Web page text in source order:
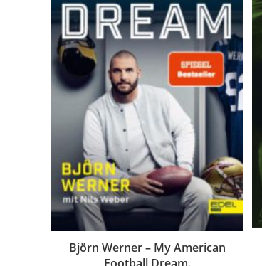
Björn Werner – My American